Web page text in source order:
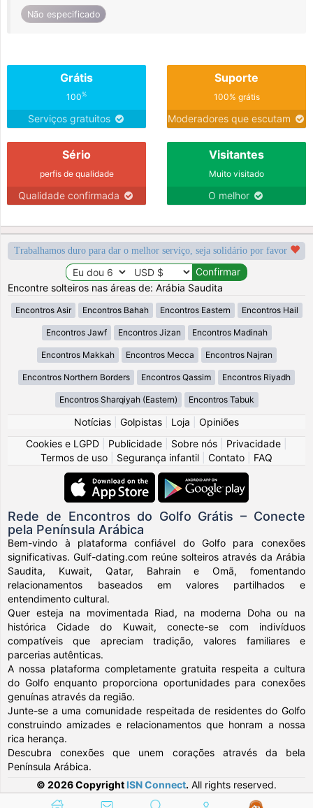
Não especificado
Grátis
100%
Serviços gratuitos
Suporte
100% grátis
Moderadores que escutam
Sério
perfis de qualidade
Qualidade confirmada
Visitantes
Muito visitado
O melhor
Trabalhamos duro para dar o melhor serviço, seja solidário por favor
Encontre solteiros nas áreas de: Arábia Saudita
Encontros Asir Encontros Bahah Encontros Eastern Encontros Hail
Encontros Jawf Encontros Jizan Encontros Madinah
Encontros Makkah Encontros Mecca Encontros Najran
Encontros Northern Borders Encontros Qassim Encontros Riyadh
Encontros Sharqiyah (Eastern) Encontros Tabuk
Notícias Golpistas Loja
Opiniões
Cookies e LGPD
Publicidade Sobre nós Privacidade
Termos de uso
Segurança infantil Contato FAQ
Rede de Encontros do Golfo Grátis – Conecte
pela Península Arábica
Bem-vindo à plataforma confiável do Golfo para conexões
significativas. Gulf-dating.com reúne solteiros através da Arábia
Saudita, Kuwait, Qatar, Bahrain e Omã, fomentando
relacionamentos baseados em valores partilhados e
entendimento cultural.
Quer esteja na movimentada Riad, na moderna Doha ou na
histórica Cidade do Kuwait, conecte-se com indivíduos
compatíveis que apreciam tradição, valores familiares e
parcerias autênticas.
A nossa plataforma completamente gratuita respeita a cultura
do Golfo enquanto proporciona oportunidades para conexões
genuínas através da região.
Junte-se a uma comunidade respeitada de residentes do Golfo
construindo amizades e relacionamentos que honram a nossa
rica herança.
Descubra conexões que unem corações através da bela
Península Arábica.
© 2026 Copyright ISN Connect. All rights reserved.